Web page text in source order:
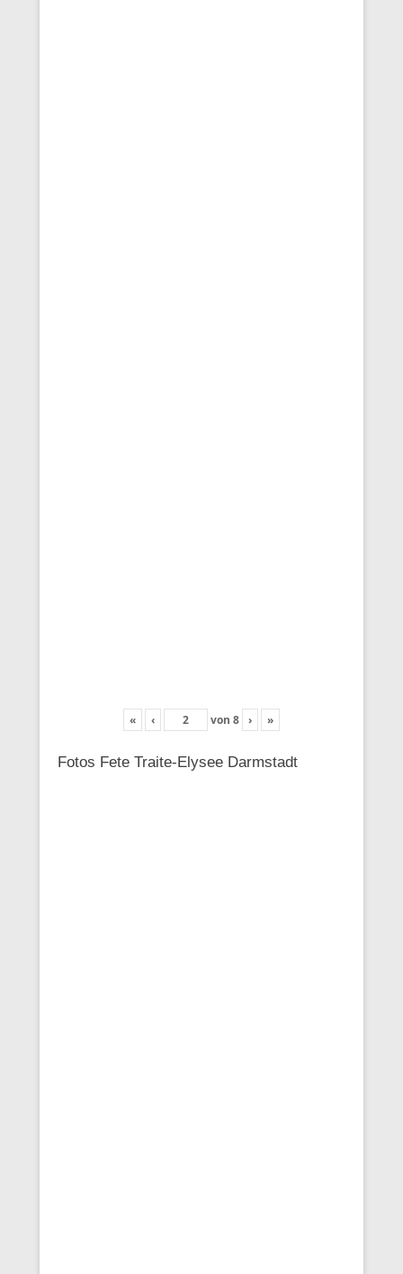
« ‹ von 8 › »
Fotos Fete Traite-Elysee Darmstadt